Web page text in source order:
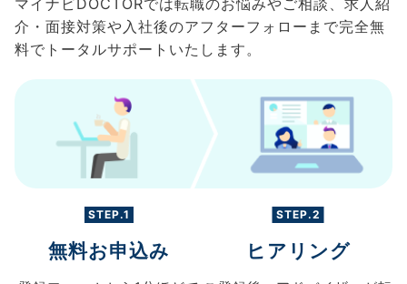
介・面接対策や入社後のアフターフォローまで完全無
料でトータルサポートいたします。
STEP.1
無料お申込み
STEP.2
ヒアリング